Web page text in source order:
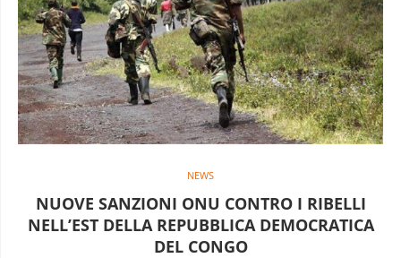
NEWS
NUOVE SANZIONI ONU CONTRO I RIBELLI
NELL’EST DELLA REPUBBLICA DEMOCRATICA
DEL CONGO